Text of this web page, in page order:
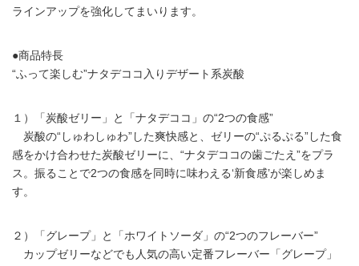
ラインアップを強化してまいります。
●商品特長
“ふって楽しむ”ナタデココ入りデザート系炭酸
１）「炭酸ゼリー」と「ナタデココ」の“2つの食感”
炭酸の“しゅわしゅわ”した爽快感と、ゼリーの“ぷるぷる”した食
感をかけ合わせた炭酸ゼリーに、“ナタデココの歯ごたえ”をプラ
ス。振ることで2つの食感を同時に味わえる‘新食感’が楽しめま
す。
２）「グレープ」と「ホワイトソーダ」の“2つのフレーバー”
カップゼリーなどでも人気の高い定番フレーバー「グレープ」